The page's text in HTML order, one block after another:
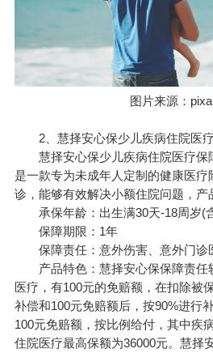
图片来源：
2、慧择安心保少儿疾病住院医
慧择安心保少儿疾病住院医疗保
是一款专为未成年人定制的健康医疗
诊，能够有效解决小额住院问题，产
承保年龄：出生满30天-18周岁(
保障期限：1年
保障责任：意外伤害、意外门诊
产品特色：慧择安心保保障责任
医疗，有100元的免赔额，在扣除被
补偿和100元免赔额后，按90%进行
100元免赔额，按比例给付，其中疾
住院医疗最高保额为36000元。慧择